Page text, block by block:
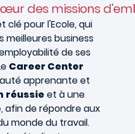
des missions
clé pour l'Ecole, qui
meilleures business
de ses
Career Center
apprenante et
réussie et à une
, afin de répondre aux
monde du travail.